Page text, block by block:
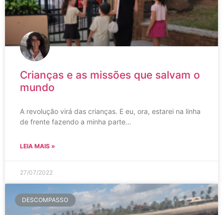
Crianças e as missões que salvam o
mundo
A revolução virá das crianças. E eu, ora, estarei na linha
de frente fazendo a minha parte…
LEIA MAIS »
27/07/2022
DESCOMPASSO